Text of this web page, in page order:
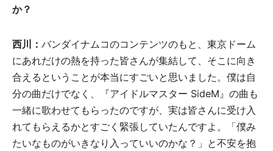
か？
西川： バンダイナムコのコンテンツのもと、東京ドーム
にあれだけの熱を持った皆さんが集結して、そこに向き
合えるということが本当にすごいと思いました。僕は自
分の曲だけでなく、『アイドルマスター SideM』の曲も
一緒に歌わせてもらったのですが、実は皆さんに受け入
れてもらえるかとすごく緊張していたんですよ。「僕み
たいなものがいきなり入っていいのかな？」と不安を抱